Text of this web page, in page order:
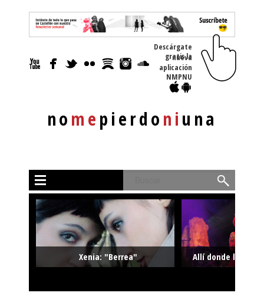
nomepierdoniuna
Descárgate
gratis la nueva
aplicación
NMPNU
Xenia: "Berrea" Allí donde la